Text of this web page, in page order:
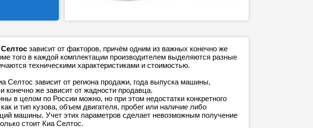
зависит от факторов, причём одним из важных конечно же
того в каждой комплектации производителем выделяются разные
техническими характеристиками и стоимостью.
Селтос зависит от региона продажи, года выпуска машины,
конечно же зависит от жадности продавца.
в целом по России можно, но при этом недостатки конкретного
и тип кузова, объем двигателя, пробег или наличие либо
машины. Учет этих параметров сделает невозможным получение
стоит Киа Селтос.